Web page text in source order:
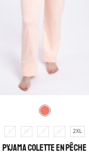
L M S XL 2XL
Pyjama Colette en Pêche